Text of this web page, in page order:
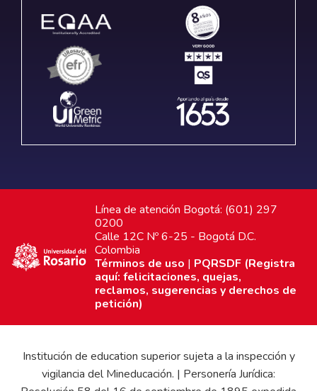
Línea de atención Bogotá: (601) 297
0200
Calle 12C Nº 6-25 - Bogotá D.C.
Colombia
Términos de uso | PQRSDF (Registra
aquí: felicitaciones, quejas,
reclamos, sugerencias y derechos de
petición)
Institución de education superior sujeta a la inspección y
vigilancia del Mineducación. | Personería Jurídica: